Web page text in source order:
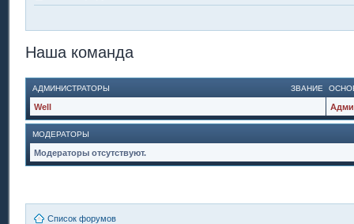
Наша команда
ЗВАНИЕ
АДМИНИСТРАТОРЫ
Well
МОДЕРАТОРЫ
Модераторы отсутствуют.
Список форумов